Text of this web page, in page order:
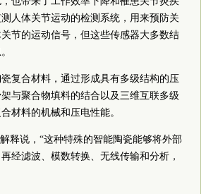
人体关节运动的检测系统，用来预防关
节的运动信号，但这些传感器大多数结
复合材料，通过形成具有多级结构的压
与聚合物填料的结合以及三维互联多级
材料的机械和压电性能。
释说，“这种特殊的智能陶瓷能够将外部
经滤波、模数转换、无线传输和分析，